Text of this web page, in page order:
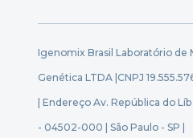
Igenomix Brasil Laboratório de
Genética LTDA | CNPJ
| Endereço Av. República do
- 04502-000 | São Paulo - SP |